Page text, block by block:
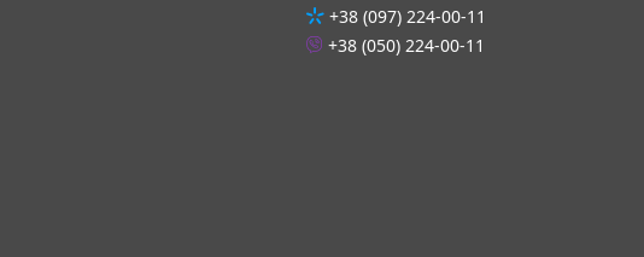
+38 (097) 224-00-11
+38 (050) 224-00-11